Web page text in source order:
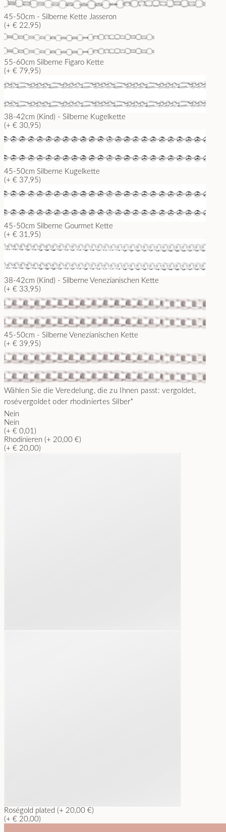
45-50cm - Silberne Kette Jasseron
(+ € 22,95)
55-60cm Silberne Figaro Kette
(+ € 79,95)
38-42cm (Kind) - Silberne Kugelkette
(+ € 30,95)
45-50cm Silberne Kugelkette
(+ € 37,95)
45-50cm Silberne Gourmet Kette
(+ € 31,95)
38-42cm (Kind) - Silberne Venezianischen Kette
(+ € 33,95)
45-50cm - Silberne Venezianischen Kette
(+ € 39,95)
Wählen Sie die Veredelung, die zu Ihnen passt: vergoldet,
rosévergoldet oder rhodiniertes Silber*
Nein
Nein
(+ € 0,01)
Rhodinieren (+ 20,00 €)
(+ € 20,00)
Roségold plated (+ 20,00 €)
(+ € 20,00)